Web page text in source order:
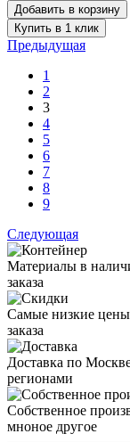
Добавить в корзину
Купить в 1 клик
Предыдущая
1
2
3
4
5
6
7
8
9
Следующая
Материалы в
заказа
Самые низкие
заказа
Доставка по
регионами
Собственное
мноное другое